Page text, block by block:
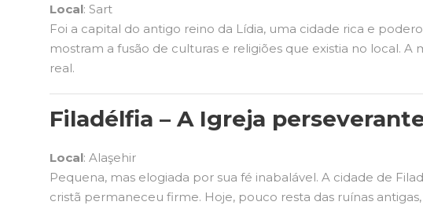
Local: Sart
Foi a capital do antigo reino da Lídia, uma cidade rica e
mostram a fusão de culturas e religiões que existia no local.
real.
Filadélfia – A Igreja
Local: Alaşehir
Pequena, mas elogiada por sua fé inabalável. A cidade de
cristã permaneceu firme. Hoje, pouco resta das ruínas